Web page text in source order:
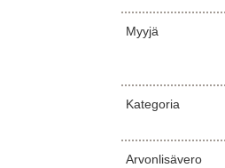
Myyjä
Kategoria
Arvonlisävero